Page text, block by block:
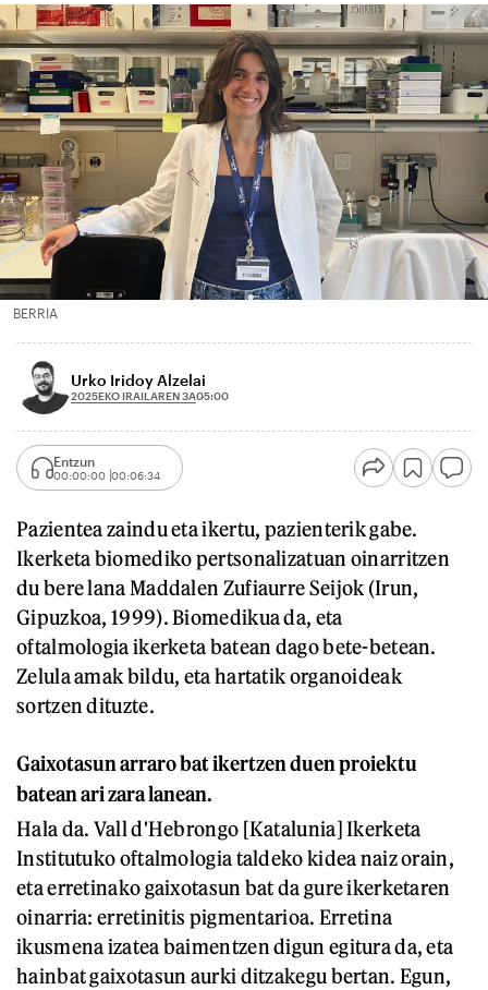
BERRIA
Urko Iridoy Alzelai
2025EKO IRAILAREN 3A05:00
Entzun
00:00:00 00:06:34
Pazientea zaindu eta ikertu, pazienterik gabe.
Ikerketa biomediko pertsonalizatuan oinarritzen
du bere lana Maddalen Zufiaurre Seijok (Irun,
Gipuzkoa, 1999). Biomedikua da, eta
oftalmologia ikerketa batean dago bete-betean.
Zelula amak bildu, eta hartatik organoideak
sortzen dituzte.
Gaixotasun arraro bat ikertzen duen proiektu
batean ari zara lanean.
Hala da. Vall d'Hebrongo [Katalunia] Ikerketa
Institutuko oftalmologia taldeko kidea naiz orain,
eta erretinako gaixotasun bat da gure ikerketaren
oinarria: erretinitis pigmentarioa. Erretina
ikusmena izatea baimentzen digun egitura da, eta
hainbat gaixotasun aurki ditzakegu bertan. Egun,